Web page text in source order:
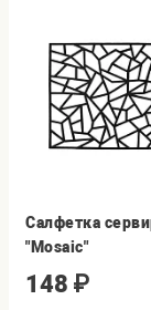
Салфетка
"Mosaic"
148 ₽